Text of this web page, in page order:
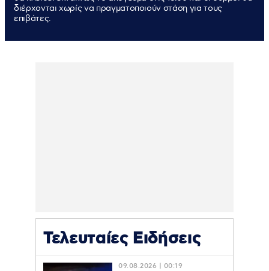
διέρχονται χωρίς να πραγματοποιούν στάση για τους
επιβάτες.
Τελευταίες Ειδήσεις
09.08.2026 | 00:19